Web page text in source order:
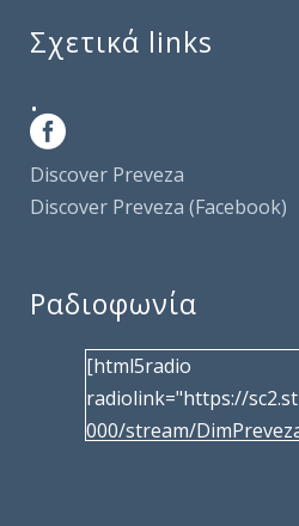
Σχετικά links
.
Discover Preveza
Discover Preveza (Facebook)
Ραδιοφωνία
[html5radio
radiolink="https://
000/stream/